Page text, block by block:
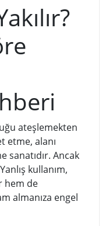
ateşlemekten
etme, alanı
Ancak
kullanım,
hem de
almanıza engel